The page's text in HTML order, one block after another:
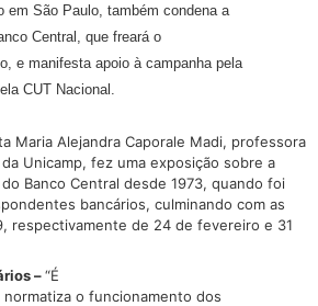
em São Paulo, também condena a
Central, que freará o
e manifesta apoio à campanha pela
CUT Nacional.
Maria Alejandra Caporale Madi, professora
Unicamp, fez uma exposição sobre a
Banco Central desde 1973, quando foi
bancários, culminando com as
respectivamente de 24 de fevereiro e 31
–“É
o funcionamento dos